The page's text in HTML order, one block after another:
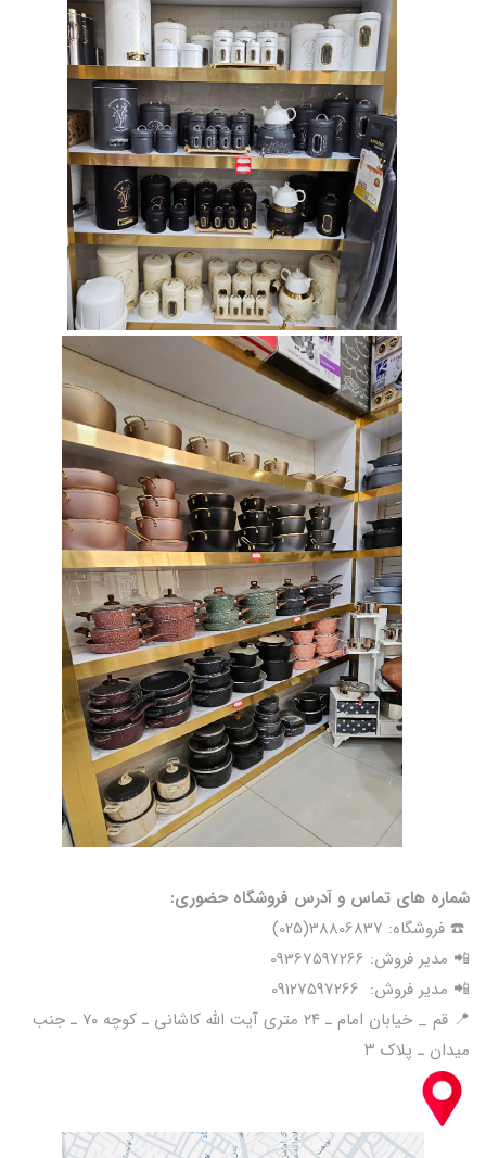
شماره های تماس و آدرس فروشگاه حضوری:
☎️ فروشگاه: 38806837(025)
📲 مدیر فروش: 09367597266
📲 مدیر فروش: 09127597266
📍 قم _ خیابان امام ـ ۲۴ متری آیت الله کاشانی ـ کوچه ۷۰ ـ جنب
میدان ـ پلاک ۳